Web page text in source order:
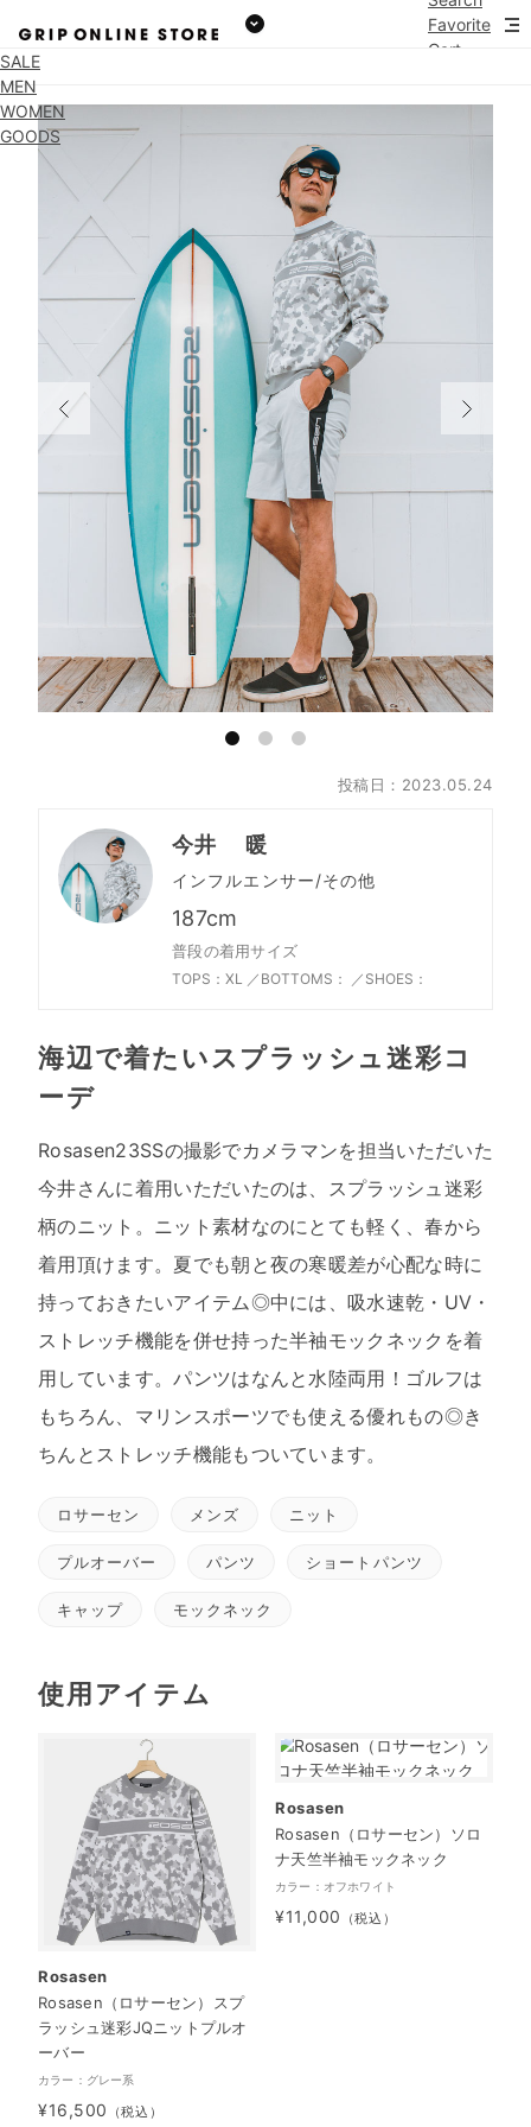
Favorite
Cart
SALE
MEN
WOMEN
GOODS
投稿日：2023.05.24
今井 暖
インフルエンサー/その他
187cm
普段の着用サイズ
TOPS：XL ／ BOTTOMS： ／ SHOES：
海辺で着たいスプラッシュ迷彩コ
ーデ
Rosasen23SSの撮影でカメラマンを担当いただいた
今井さんに着用いただいたのは、スプラッシュ迷彩
柄のニット。ニット素材なのにとても軽く、春から
着用頂けます。夏でも朝と夜の寒暖差が心配な時に
持っておきたいアイテム◎中には、吸水速乾・UV・
ストレッチ機能を併せ持った半袖モックネックを着
用しています。パンツはなんと水陸両用！ゴルフは
もちろん、マリンスポーツでも使える優れもの◎き
ちんとストレッチ機能もついています。
ロサーセン メンズ ニット
プルオーバー パンツ ショートパンツ
キャップ モックネック
使用アイテム
Rosasen
Rosasen（ロサーセン）スプ
ラッシュ迷彩JQニットプルオ
ーバー
カラー：グレー系
¥16,500 （税込）
Rosasen
Rosasen（ロサーセン）ソロ
ナ天竺半袖モックネック
カラー：オフホワイト
¥11,000 （税込）